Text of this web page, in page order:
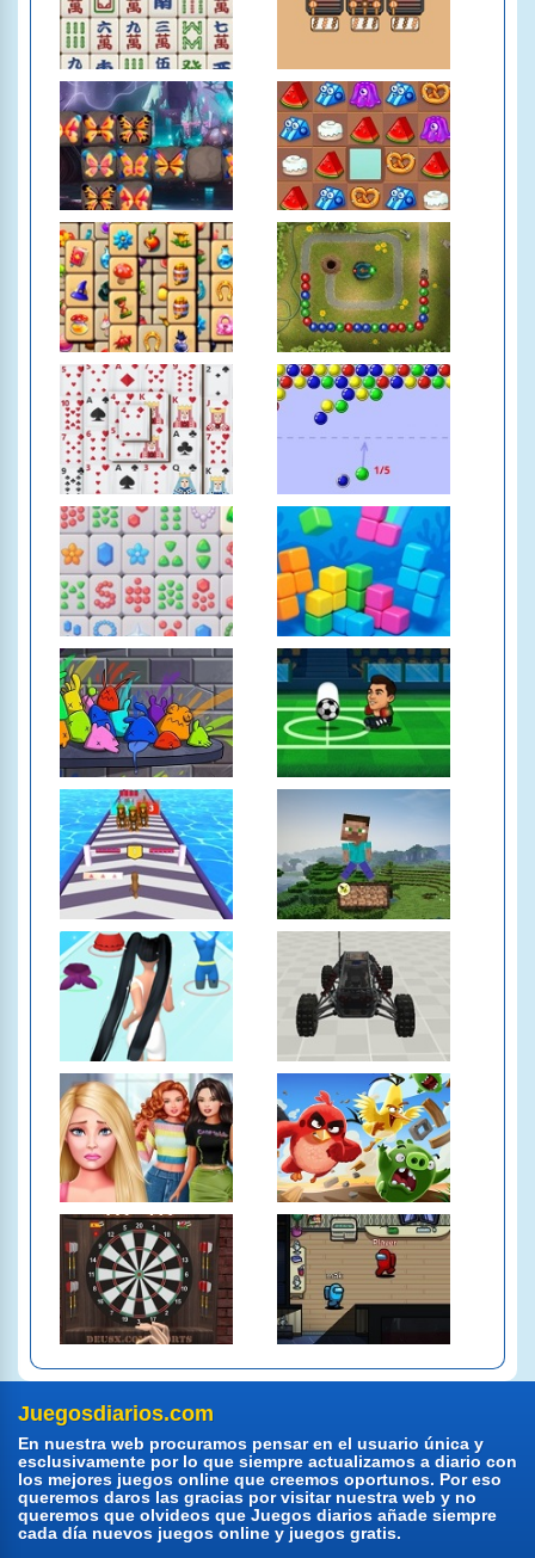
Juegosdiarios.com
En nuestra web procuramos pensar en el usuario única y
esclusivamente por lo que siempre actualizamos a diario con
los mejores juegos online que creemos oportunos. Por eso
queremos daros las gracias por visitar nuestra web y no
queremos que olvideos que Juegos diarios añade siempre
cada día nuevos juegos online y juegos gratis.